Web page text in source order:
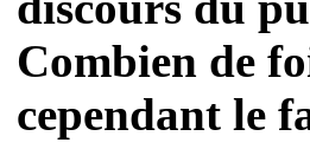
Combien de
cependant le